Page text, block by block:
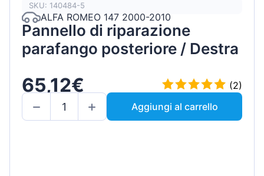
SKU: 140484-5
ALFA ROMEO 147 2000-2010
Pannello di riparazione
parafango posteriore / Destra
65,12€
(2)
Aggiungi al carrello